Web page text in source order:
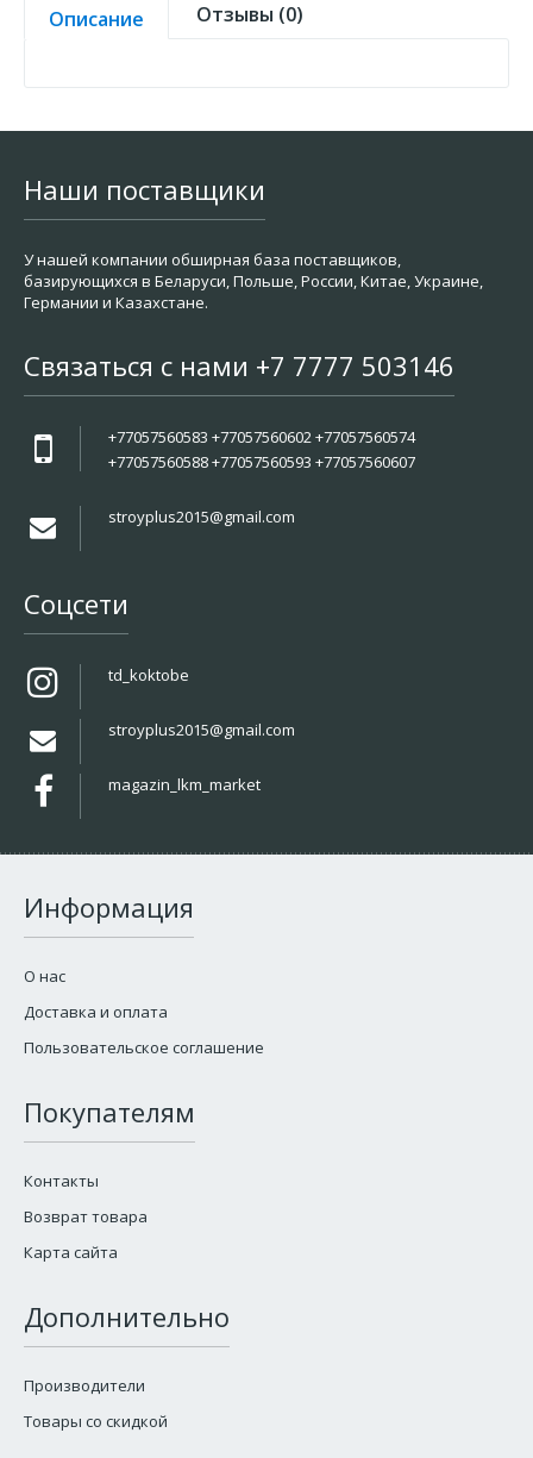
Описание Отзывы (0)
Наши поставщики
У нашей компании обширная база поставщиков,
базирующихся в Беларуси, Польше, России, Китае, Украине,
Германии и Казахстане.
Связаться с нами +7 7777 503146
+77057560583 +77057560602 +77057560574
+77057560588 +77057560593 +77057560607
stroyplus2015@gmail.com
Соцсети
td_koktobe
stroyplus2015@gmail.com
magazin_lkm_market
Информация
О нас
Доставка и оплата
Пользовательское соглашение
Покупателям
Контакты
Возврат товара
Карта сайта
Дополнительно
Производители
Товары со скидкой